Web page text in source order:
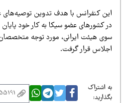
کنفرانس با هدف تدوین توصیه‌های
کشورهای عضو سیکا به کار خود پایان داد و
هیئت ایرانی، مورد توجه متخصصان و
قرار گرفت.
اشتراک